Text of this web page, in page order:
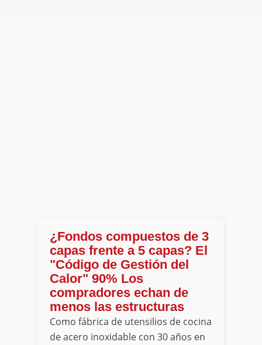
¿Fondos compuestos de 3
capas frente a 5 capas? El
"Código de Gestión del
Calor" 90% Los
compradores echan de
menos las estructuras
Como fábrica de utensilios de cocina
de acero inoxidable con 30 años en